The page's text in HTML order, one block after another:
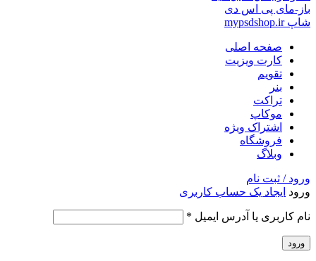
صفحه اصلی
کارت ویزیت
تقویم
بنر
تراکت
موکاپ
اشتراک ویژه
فروشگاه
وبلاگ
ورود / ثبت نام
ورود ایجاد یک حساب کاربری
نام کاربری یا آدرس ایمیل *
ورود